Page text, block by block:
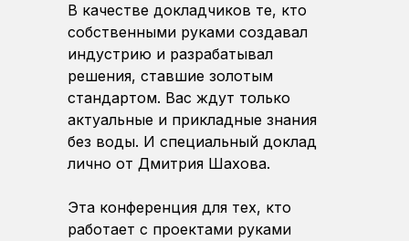
В качестве докладчиков те, кто
собственными руками создавал
индустрию и разрабатывал
решения, ставшие золотым
стандартом. Вас ждут только
актуальные и прикладные знания
без воды. И специальный доклад
лично от Дмитрия Шахова.
Эта конференция для тех, кто
работает с проектами руками